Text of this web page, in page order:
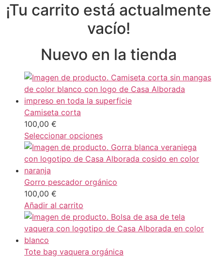
¡Tu carrito está actualmente
vacío!
Nuevo en la tienda
Camiseta corta
100,00 €
Seleccionar opciones
Gorro pescador orgánico
100,00 €
Añadir al carrito
Tote bag vaquera orgánica